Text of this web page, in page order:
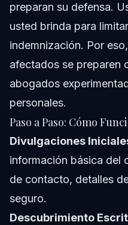
preparan su defensa.
usted brinda para
indemnización. Por
afectados se preparen
abogados
personales.
Paso a Paso: Cómo
Divulgaciones
información básica del
de contacto, detalles
seguro.
Descubrimiento